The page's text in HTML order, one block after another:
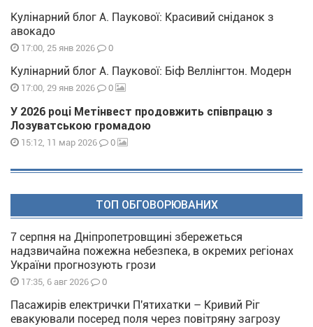
Кулінарний блог А. Паукової: Красивий сніданок з
авокадо
17:00, 25 янв 2026 0
Кулінарний блог А. Паукової: Біф Веллінгтон. Модерн
17:00, 29 янв 2026 0
У 2026 році Метінвест продовжить співпрацю з
Лозуватською громадою
15:12, 11 мар 2026 0
ТОП ОБГОВОРЮВАНИХ
7 серпня на Дніпропетровщині збережеться
надзвичайна пожежна небезпека, в окремих регіонах
України прогнозують грози
17:35, 6 авг 2026 0
Пасажирів електрички П'ятихатки – Кривий Ріг
евакуювали посеред поля через повітряну загрозу